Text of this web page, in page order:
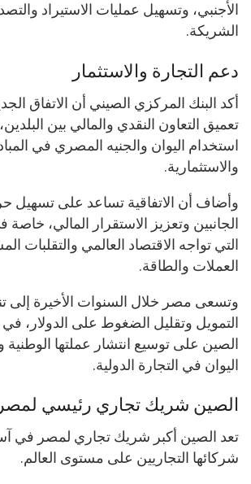
الأجنبي، وتسهيل عمليات الاستيراد
الشريكة.
دعم التجارة والاستثمار
أكد البنك المركزي الصيني أن الاتفاق
تعميق التعاون النقدي والمالي بين
استخدام اليوان والجنيه المصري في
والاستثمارية.
وأضاف أن الاتفاقية تساعد على تسهيل
الجانبين وتعزيز الاستقرار المالي،
التي تواجه الاقتصاد العالمي والتقلبات
العملات والطاقة.
وتسعى مصر خلال السنوات الأخيرة إلى
التمويل وتقليل الضغوط على الدولار،
الصين على توسيع انتشار عملتها الوطنية
اليوان في التجارة الدولية.
الصين شريك تجاري رئيسي لمصر
تعد الصين أكبر شريك تجاري لمصر في
شركائها التجاريين على مستوى العالم.